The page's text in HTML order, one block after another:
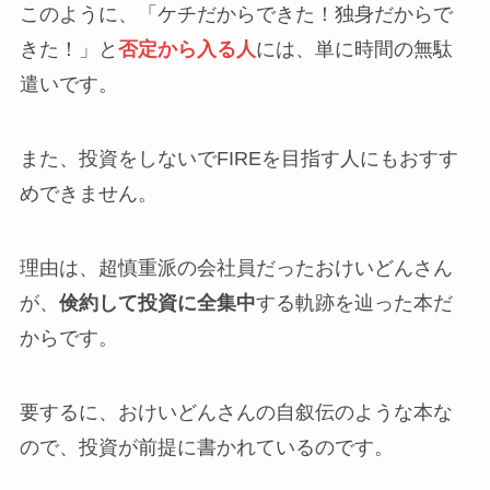
このように、「ケチだからできた！独身だからで
きた！」と 否定から入る人には、単に時間の無駄
遣いです。
また、投資をしないでFIREを目指す人にもおすす
めできません。
理由は、超慎重派の会社員だったおけいどんさん
が、 倹約して投資に全集中する軌跡を辿った本だ
からです。
要するに、おけいどんさんの自叙伝のような本な
ので、投資が前提に書かれているのです。